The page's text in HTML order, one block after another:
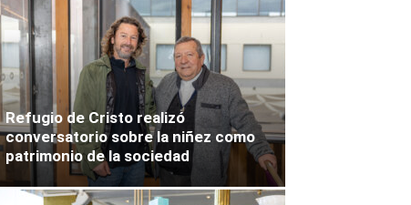
Refugio de Cristo realizó
conversatorio sobre la niñez como
patrimonio de la sociedad